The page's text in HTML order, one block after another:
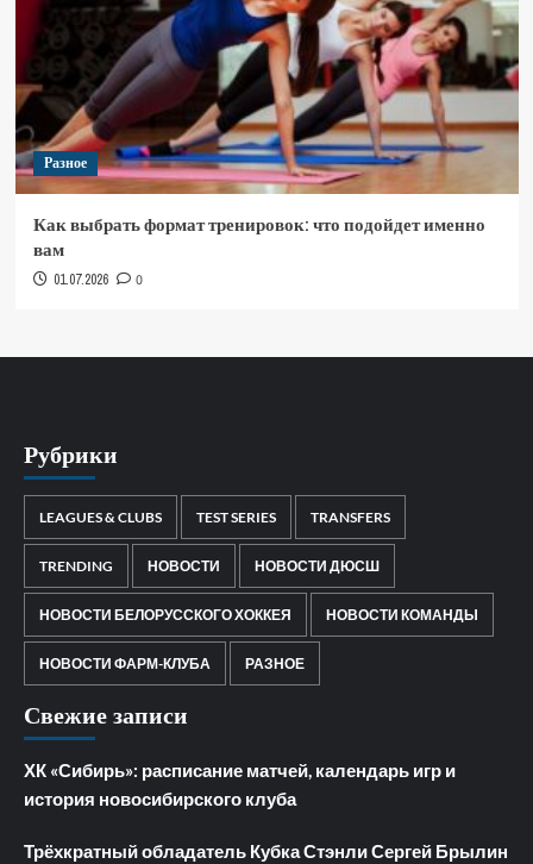
Разное
Как выбрать формат тренировок: что подойдет именно
вам
01.07.2026 0
Рубрики
LEAGUES & CLUBS TEST SERIES TRANSFERS
TRENDING НОВОСТИ НОВОСТИ ДЮСШ
НОВОСТИ БЕЛОРУССКОГО ХОККЕЯ НОВОСТИ КОМАНДЫ
НОВОСТИ ФАРМ-КЛУБА РАЗНОЕ
Свежие записи
ХК «Сибирь»: расписание матчей, календарь игр и
история новосибирского клуба
Трёхкратный обладатель Кубка Стэнли Сергей Брылин